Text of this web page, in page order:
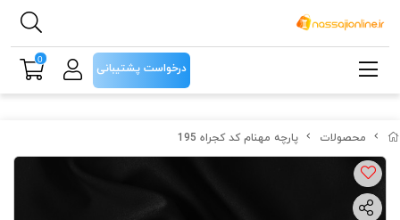
محصولات پارچه مهنام کد کجراه 195
درخواست پشتیبانی
0